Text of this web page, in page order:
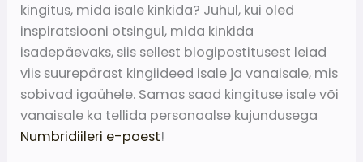
kingitus, mida isale kinkida? Juhul, kui oled
inspiratsiooni otsingul, mida kinkida
isadepäevaks, siis sellest blogipostitusest leiad
viis suurepärast kingiideed isale ja vanaisale, mis
sobivad igaühele. Samas saad kingituse isale või
vanaisale ka tellida personaalse kujundusega
Numbridiileri e-poest!